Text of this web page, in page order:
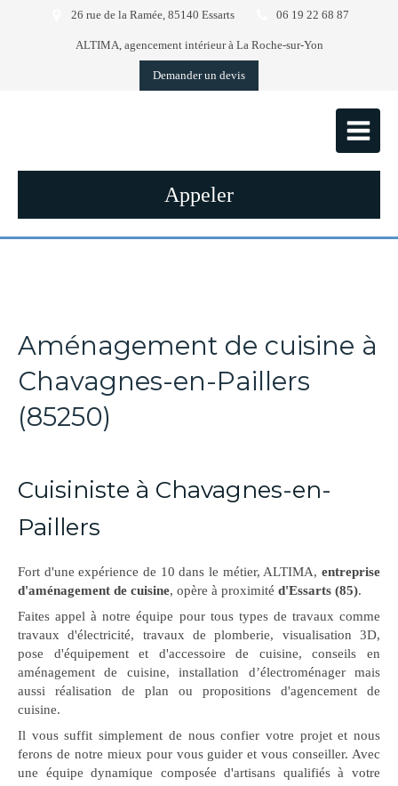
26 rue de la Ramée, 85140 Essarts 06 19 22 68 87
ALTIMA, agencement intérieur à La Roche-sur-Yon
Demander un devis
Appeler
Aménagement de cuisine à
Chavagnes-en-Paillers
(85250)
Cuisiniste à Chavagnes-en-
Paillers
Fort d'une expérience de 10 dans le métier, ALTIMA, entreprise
d'aménagement de cuisine, opère à proximité d'Essarts (85).
Faites appel à notre équipe pour tous types de travaux comme
travaux d'électricité, travaux de plomberie, visualisation 3D,
pose d'équipement et d'accessoire de cuisine, conseils en
aménagement de cuisine, installation d’électroménager mais
aussi réalisation de plan ou propositions d'agencement de
cuisine.
Il vous suffit simplement de nous confier votre projet et nous
ferons de notre mieux pour vous guider et vous conseiller. Avec
une équipe dynamique composée d'artisans qualifiés à votre